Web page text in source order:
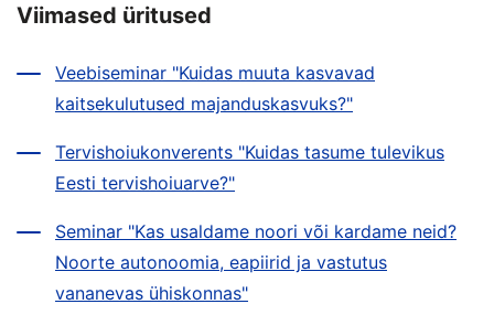
Viimased üritused
Veebiseminar "Kuidas muuta kasvavad
kaitsekulutused majanduskasvuks?"
Tervishoiukonverents "Kuidas tasume tulevikus
Eesti tervishoiuarve?"
Seminar "Kas usaldame noori või kardame neid?
Noorte autonoomia, eapiirid ja vastutus
vananevas ühiskonnas"